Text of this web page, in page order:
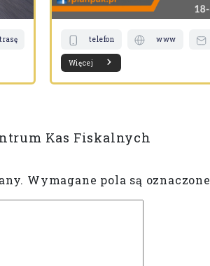
telefon www
Więcej
Kas Fiskalnych
Wymagane pola są oznaczone